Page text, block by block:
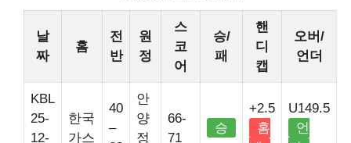
날
짜
홈
전
반
원
정
스
코
어
승/
패
핸
디
캡
오버/
언더
KBL
25-
12-
한국
가스
40
–
안
양
정
66-
71
승
+2.5
홈
U149.5
언